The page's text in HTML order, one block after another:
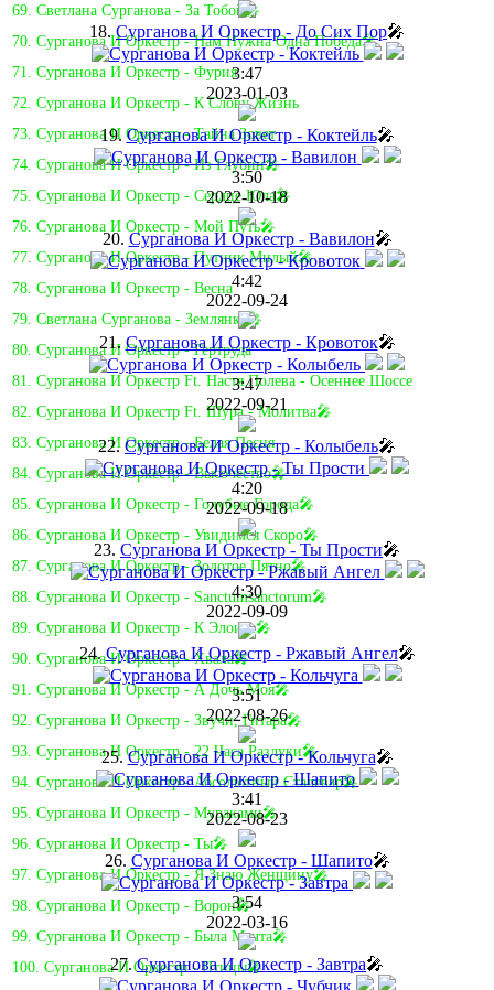
69. Светлана Сурганова - За Тобой🎤
70. Сурганова И Оркестр - Нам Нужна Одна Победа🎤
71. Сурганова И Оркестр - Фурия
72. Сурганова И Оркестр - К Слову Жизнь
73. Сурганова И Оркестр - Тайна Зовет
74. Сурганова И Оркестр - Из Глубин🎤
75. Сурганова И Оркестр - Сердце Юла🎤
76. Сурганова И Оркестр - Мой Путь🎤
77. Сурганова И Оркестр - Путник Милый🎤
78. Сурганова И Оркестр - Весна
79. Светлана Сурганова - Землянка🎤
80. Сурганова И Оркестр - Гертруда
81. Cурганова И Оркестр Ft. Настя Полева - Осеннее Шоссе
82. Сурганова И Оркестр Ft. Шура - Молитва🎤
83. Сурганова И Оркестр - Белая Песня
84. Сурганова И Оркестр - Высочество🎤
85. Сурганова И Оркестр - Голубые Города🎤
86. Сурганова И Оркестр - Увидимся Скоро🎤
87. Сурганова И Оркестр - Золотое Пятно🎤
88. Сурганова И Оркестр - Sanctumsanctorum🎤
89. Сурганова И Оркестр - К Элоизе🎤
90. Сурганова И Оркестр - Хвала🎤
91. Сурганова И Оркестр - А Дочь Моя🎤
92. Сурганова И Оркестр - Звучи, Гитара🎤
93. Сурганова И Оркестр - 22 Часа Разлуки🎤
94. Сурганова И Оркестр - Абсолютный Сталевар🎤
95. Сурганова И Оркестр - Мураками🎤
96. Сурганова И Оркестр - Ты🎤
97. Сурганова И Оркестр - Я Знаю Женщину🎤
98. Сурганова И Оркестр - Ворон🎤
99. Сурганова И Оркестр - Была Мечта🎤
100. Сурганова И Оркестр - Птицы🎤
18.Сурганова И Оркестр - До Сих Пор🎤
3:47
2023-01-03
19.Сурганова И Оркестр - Коктейль🎤
3:50
2022-10-18
20. Сурганова И Оркестр - Вавилон🎤
4:42
2022-09-24
21. Сурганова И Оркестр - Кровоток🎤
3:47
2022-09-21
22.Сурганова И Оркестр - Колыбель🎤
4:20
2022-09-18
23. Сурганова И Оркестр - Ты Прости🎤
4:30
2022-09-09
24.Сурганова И Оркестр - Ржавый Ангел🎤
3:51
2022-08-26
25.Сурганова И Оркестр - Кольчуга🎤
3:41
2022-08-23
26. Сурганова И Оркестр - Шапито🎤
3:54
2022-03-16
27.Сурганова И Оркестр - Завтра🎤